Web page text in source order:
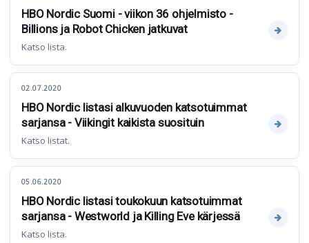
HBO Nordic Suomi - viikon 36 ohjelmisto -
Billions ja Robot Chicken jatkuvat
Katso lista.
02.07.2020
HBO Nordic listasi alkuvuoden katsotuimmat
sarjansa - Viikingit kaikista suosituin
Katso listat.
05.06.2020
HBO Nordic listasi toukokuun katsotuimmat
sarjansa - Westworld ja Killing Eve kärjessä
Katso lista.